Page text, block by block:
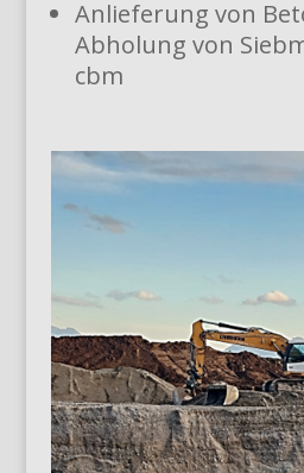
Anlieferung von
Abholung von
cbm